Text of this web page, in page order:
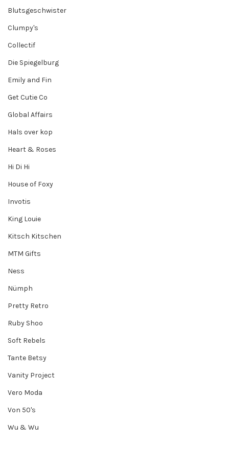
Blutsgeschwister
Clumpy's
Collectif
Die Spiegelburg
Emily and Fin
Get Cutie Co
Global Affairs
Hals over kop
Heart & Roses
Hi Di Hi
House of Foxy
Invotis
King Louie
Kitsch Kitschen
MTM Gifts
Ness
Nümph
Pretty Retro
Ruby Shoo
Soft Rebels
Tante Betsy
Vanity Project
Vero Moda
Von 50's
Wu & Wu